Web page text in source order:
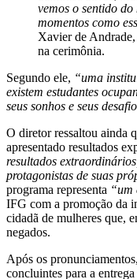
vemos o sentido
momentos como
Xavier de
na cerimônia.
Segundo ele, “uma
existem estudantes
seus sonhos e seus
O diretor ressaltou ainda
apresentado resultados
resultados
protagonistas de suas
programa representa “um
IFG com a promoção da
cidadã de mulheres que,
negados.
Após os
concluintes para a